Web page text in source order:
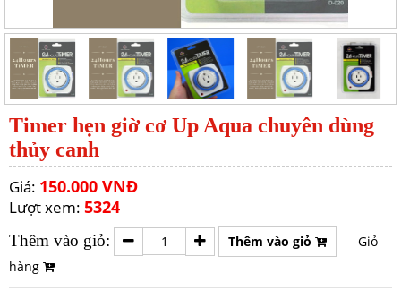
Timer hẹn giờ cơ Up Aqua chuyên dùng
thủy canh
Giá: 150.000 VNĐ
Lượt xem: 5324
Thêm vào giỏ: Thêm vào giỏ
Giỏ
hàng